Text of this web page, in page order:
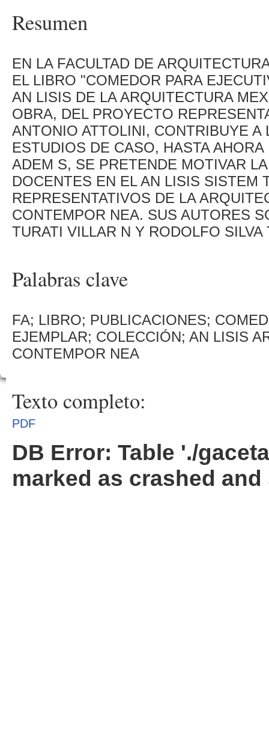
Resumen
EN LA FACULTAD DE
EL LIBRO "COMEDOR PARA
AN LISIS DE LA ARQUITECTURA
OBRA, DEL PROYECTO
ANTONIO ATTOLINI, CONTRIBUYE A
ESTUDIOS DE CASO, HASTA
ADEM S, SE PRETENDE MOTIVAR
DOCENTES EN EL AN LISIS SISTEM
REPRESENTATIVOS DE LA
CONTEMPOR NEA. SUS AUTORES
TURATI VILLAR N Y RODOLFO SILVA
Palabras clave
FA; LIBRO; PUBLICACIONES;
EJEMPLAR; COLECCIÓN; AN LISIS
CONTEMPOR NEA
Texto completo:
PDF
DB Error: Table './
marked as crashed